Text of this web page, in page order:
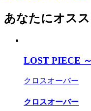
あなたにオス
LOST PIECE
クロスオーバー
クロスオーバー